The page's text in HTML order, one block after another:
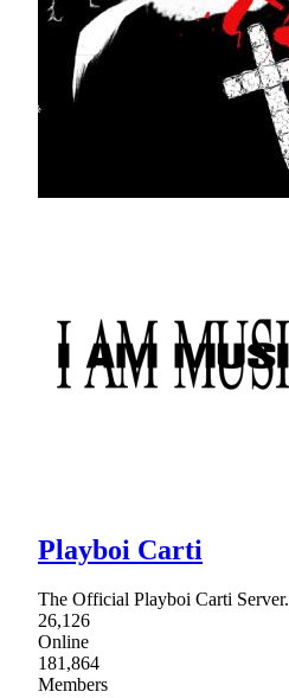
Playboi Carti
The Official Playboi Carti Server.
26,126
Online
181,864
Members